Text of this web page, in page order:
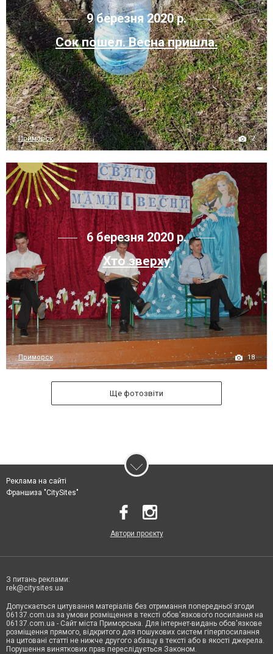
9 березня 2020 р.
Сок пошел. Весна пришла.
Приморск 2
6 березня 2020 р.
Хто зверху
Приморск 18
Ще фотозвіти
Реклама на сайті
Франшиза "CitySites"
Автори проєкту
З питань реклами:
rek@citysites.ua
Допускається цитування матеріалів без отримання попередньої згоди
06137.com.ua за умови розміщення в тексті обов'язкового посилання на
06137.com.ua - Сайт міста Приморська. Для інтернет-видань обов'язкове
розміщення прямого, відкритого для пошукових систем гіперпосилання
на цитовані статті не нижче другого абзацу в тексті або в якості джерела.
Порушення виняткових прав переслідується Законом.